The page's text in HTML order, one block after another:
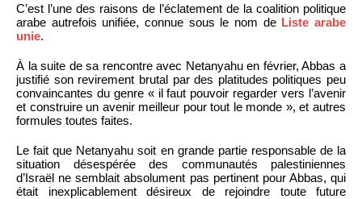
C’est l’une des raisons de l’éclatement de la coalition politique
arabe autrefois unifiée, connue sous le nom de Liste arabe
unie.
À la suite de sa rencontre avec Netanyahu en février, Abbas a
justifié son revirement brutal par des platitudes politiques peu
convaincantes du genre « il faut pouvoir regarder vers l’avenir
et construire un avenir meilleur pour tout le monde », et autres
formules toutes faites.
Le fait que Netanyahu soit en grande partie responsable de la
situation désespérée des communautés palestiniennes
d’Israël ne semblait absolument pas pertinent pour Abbas, qui
était inexplicablement désireux de rejoindre toute future